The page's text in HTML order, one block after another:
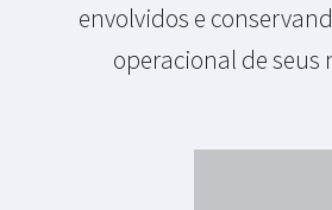
envolvidos e
operacional de seus